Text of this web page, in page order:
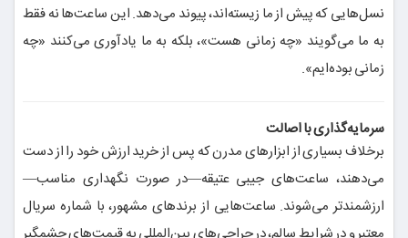
نسل‌هایی که پیش از ما زیسته‌اند، پیوند می‌دهد. این ساعت‌ها نه فقط
به ما می‌گویند «چه زمانی هست»، بلکه به ما یادآوری می‌کنند «چه
زمانی بوده‌ایم».
سرمایه‌گذاری با اصالت
برخلاف بسیاری از ابزارهای مدرن که پس از خرید ارزش خود را از دست
می‌دهند، ساعت‌های جیبی عتیقه—در صورت نگهداری مناسب—
ارزشمندتر می‌شوند. ساعت‌هایی از برندهای مشهور، با شماره سریال